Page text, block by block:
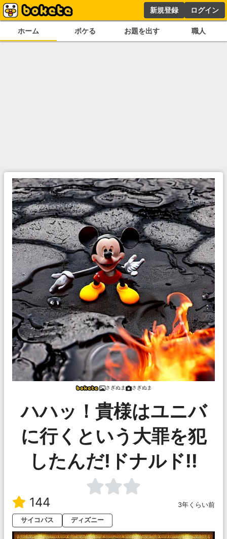
新規登録 ログイン
ホーム ボケる お題を出す 職人
さぎぬま さぎぬま
ハハッ！貴様はユニバ
に行くという大罪を犯
したんだ!ドナルド!!
144
3年くらい前
サイコパス
ディズニー